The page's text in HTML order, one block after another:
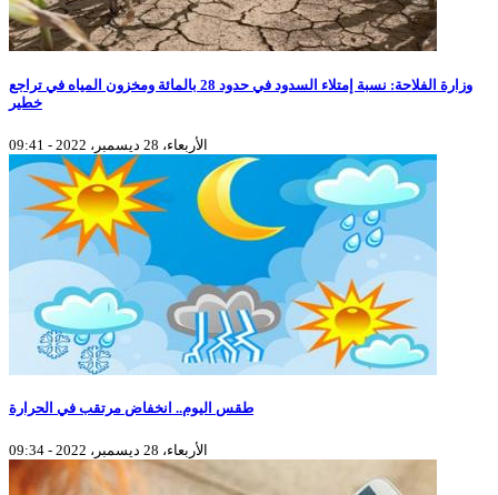
وزارة الفلاحة: نسبة إمتلاء السدود في حدود 28 بالمائة ومخزون المياه في تراجع
خطير
الأربعاء، 28 ديسمبر، 2022 - 09:41
طقس اليوم.. انخفاض مرتقب في الحرارة
الأربعاء، 28 ديسمبر، 2022 - 09:34